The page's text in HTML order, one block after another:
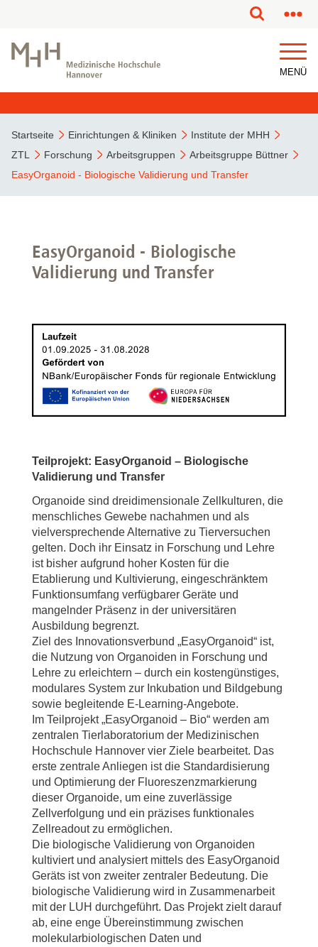
MENÜ
Startseite Einrichtungen & Kliniken
Institute der MHH
ZTL
Forschung Arbeitsgruppen
Arbeitsgruppe Büttner
EasyOrganoid - Biologische Validierung und Transfer
EasyOrganoid - Biologische
Validierung und Transfer
Teilprojekt: EasyOrganoid – Biologische
Validierung und Transfer
Organoide sind dreidimensionale Zellkulturen, die
menschliches Gewebe nachahmen und als
vielversprechende Alternative zu Tierversuchen
gelten. Doch ihr Einsatz in Forschung und Lehre
ist bisher aufgrund hoher Kosten für die
Etablierung und Kultivierung, eingeschränktem
Funktionsumfang verfügbarer Geräte und
mangelnder Präsenz in der universitären
Ausbildung begrenzt.
Ziel des Innovationsverbund „EasyOrganoid“ ist,
die Nutzung von Organoiden in Forschung und
Lehre zu erleichtern – durch ein kostengünstiges,
modulares System zur Inkubation und Bildgebung
sowie begleitende E-Learning-Angebote.
Im Teilprojekt „EasyOrganoid – Bio“ werden am
zentralen Tierlaboratorium der Medizinischen
Hochschule Hannover vier Ziele bearbeitet. Das
erste zentrale Anliegen ist die Standardisierung
und Optimierung der Fluoreszenzmarkierung
dieser Organoide, um eine zuverlässige
Zellverfolgung und ein präzises funktionales
Zellreadout zu ermöglichen.
Die biologische Validierung von Organoiden
kultiviert und analysiert mittels des EasyOrganoid
Geräts ist von zweiter zentraler Bedeutung. Die
biologische Validierung wird in Zusammenarbeit
mit der LUH durchgeführt. Das Projekt zielt darauf
ab, eine enge Übereinstimmung zwischen
molekularbiologischen Daten und